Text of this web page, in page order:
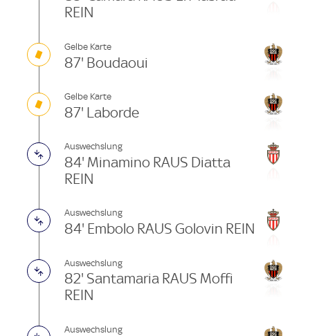
REIN
Gelbe Karte
87' Boudaoui
Gelbe Karte
87' Laborde
Auswechslung
84' Minamino RAUS Diatta
REIN
Auswechslung
84' Embolo RAUS Golovin REIN
Auswechslung
82' Santamaria RAUS Moffi
REIN
Auswechslung